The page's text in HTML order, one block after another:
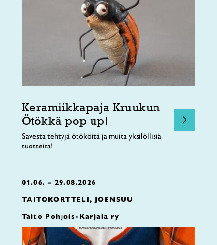
Keramiikkapaja Kruukun
Ötökkä pop up!
Savesta tehtyjä ötököitä ja muita yksilöllisiä
tuotteita!
01.06. – 29.08.2026
TAITOKORTTELI, JOENSUU
Taito Pohjois-Karjala ry